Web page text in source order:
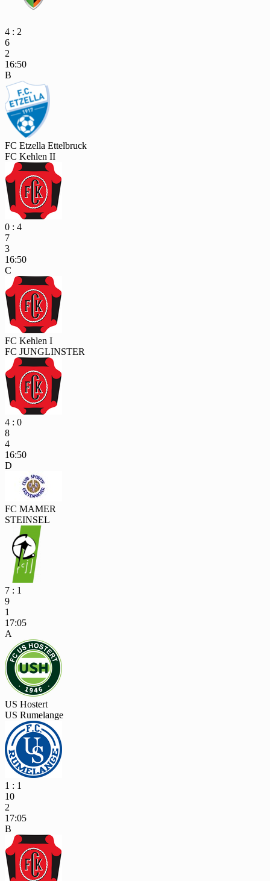
4 : 2
6
2
16:50
B
FC Etzella Ettelbruck
FC Kehlen II
0 : 4
7
3
16:50
C
FC Kehlen I
FC JUNGLINSTER
4 : 0
8
4
16:50
D
FC MAMER
STEINSEL
7 : 1
9
1
17:05
A
US Hostert
US Rumelange
1 : 1
10
2
17:05
B